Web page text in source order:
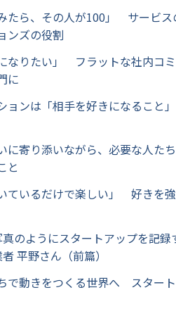
たら、その人が100」 サービス
ンズの役割
なりたい」 フラットな社内コ
に
ョンは「相手を好きになるこ
に寄り添いながら、必要な人た
と
ているだけで楽しい」 好きを
のようにスタートアップを記
平野さん（前篇）
で動きをつくる世界へ スタート